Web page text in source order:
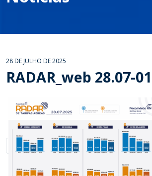
28 DE JULHO DE 2025
RADAR_web 28.07-01